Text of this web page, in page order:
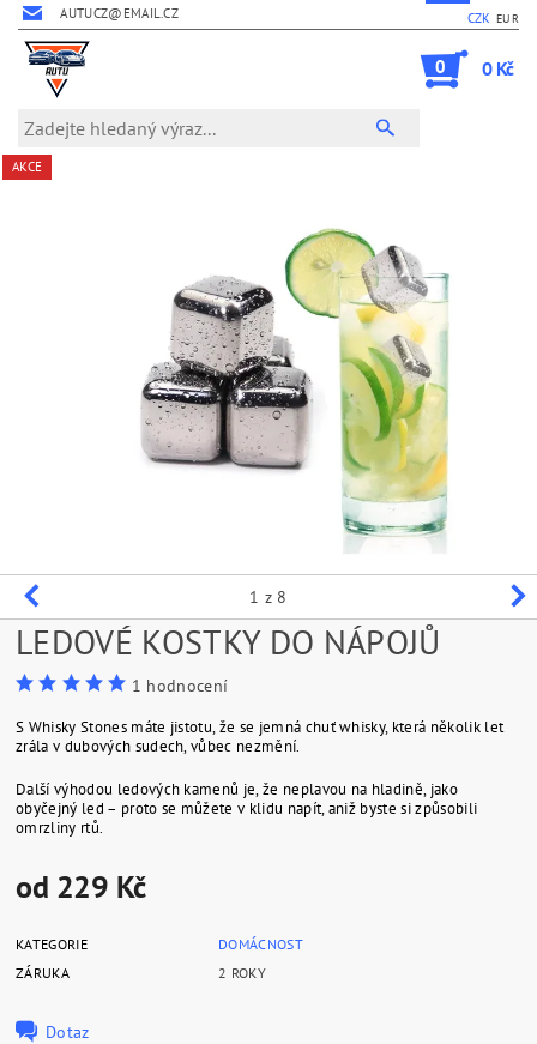
AUTUCZ@EMAIL.CZ CZK EUR
0 0 Kč
AKCE
1 z 8
LEDOVÉ KOSTKY DO NÁPOJŮ
1 hodnocení
S Whisky Stones máte jistotu, že se jemná chuť whisky, která několik let
zrála v dubových sudech, vůbec nezmění.
Další výhodou ledových kamenů je, že neplavou na hladině, jako
obyčejný led – proto se můžete v klidu napít, aniž byste si způsobili
omrzliny rtů.
od 229 Kč
KATEGORIE
DOMÁCNOST
ZÁRUKA
2 ROKY
Dotaz